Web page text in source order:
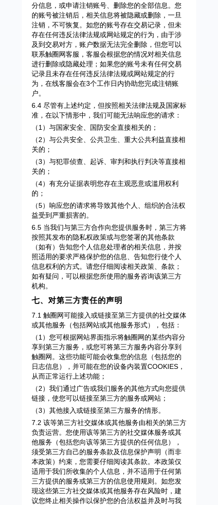
分信息，或申请注销账号、删除您的全部信息。您
的账号被注销后，相关信息将被隐藏或删除，一旦
注销，不可恢复。如您的账号存在交易记录，但未
存在任何违反法律法规或网站规定的行为，由于涉
及到交易对方，账户数据无法完全删除，但您可以
联系触圈网客服，客服会根据您的情况对相关信息
进行删除或隐藏处理；如果您的账号未有任何交易
记录且未存在任何违反法律法规或网站规定的行
为，在线客服会在3个工作日内协助您完成注销账
户。
6.4 尽管有上述约定，但按照相关法律法规及国家标
准，在以下情形中，我们可能无法响应您的请求：
（1）与国家安全、国防安全直接相关的；
（2）与公共安全、公共卫生、重大公共利益直接相
关的；
（3）与犯罪侦查、起诉、审判和执行判决等直接相
关的；
（4）有充分证据表明您存在主观恶意或滥用权利
的；
（5）响应您的请求将导致其他个人、组织的合法权
益受到严重损害的。
6.5 当我们与第三方合作向您提供服务时，第三方将
按照其发布的隐私权政策或与您签署的其他条款
（如有）告知您个人信息处理者的相关信息，并按
照适用的要求严格保护您的信息、告知您行使个人
信息权利的方式。请您仔细阅读相关政策、条款；
如有疑问，可以根据您所使用的服务咨询该第三方
机构。
七、对第三方责任的声明
7.1 触圈网可能接入或链接至第三方提供的社交媒体
或其他服务（包括网站或其他服务形式），包括：
（1）您可根据网站界面指示将触圈网的某些内容分
享到第三方服务，或您可将第三方服务内容分享到
触圈网。这些功能可能会收集您的信息（包括您的
日志信息），并可能在您的设备内装置COOKIES，
从而正常运行上述功能；
（2）我们通过广告或我们服务的其他方式向您提供
链接，使您可以链接至第三方的服务或网站；
（3）其他接入或链接至第三方服务的情形。
7.2 该等第三方社交媒体或其他服务由相关的第三方
负责运营。您使用该等第三方的社交媒体服务或其
他服务（包括您向该等第三方提供的任何信息），
须受第三方自己的服务条款及信息保护声明（而非
本政策）约束，您需要仔细阅读其条款。本政策仅
适用于我们所收集的个人信息，并不适用于任何第
三方提供的服务或第三方的信息使用规则。如您发
现这些第三方社交媒体或其他服务存在风险时，建
议您终止相关操作以保护您的合法权益并及时与我